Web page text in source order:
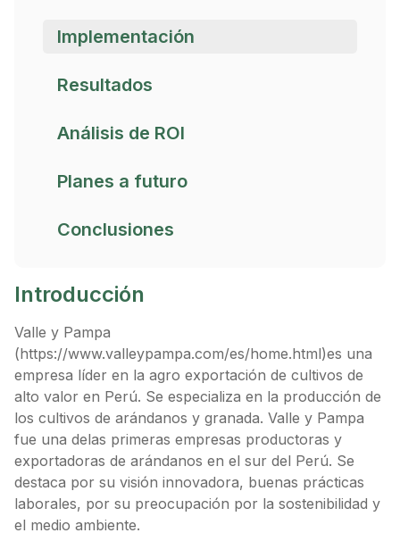
Implementación
Resultados
Análisis de ROI
Planes a futuro
Conclusiones
Introducción
Valle y Pampa
(https://www.valleypampa.com/es/home.html)es una
empresa líder en la agro exportación de cultivos de
alto valor en Perú. Se especializa en la producción de
los cultivos de arándanos y granada. Valle y Pampa
fue una delas primeras empresas productoras y
exportadoras de arándanos en el sur del Perú. Se
destaca por su visión innovadora, buenas prácticas
laborales, por su preocupación por la sostenibilidad y
el medio ambiente.